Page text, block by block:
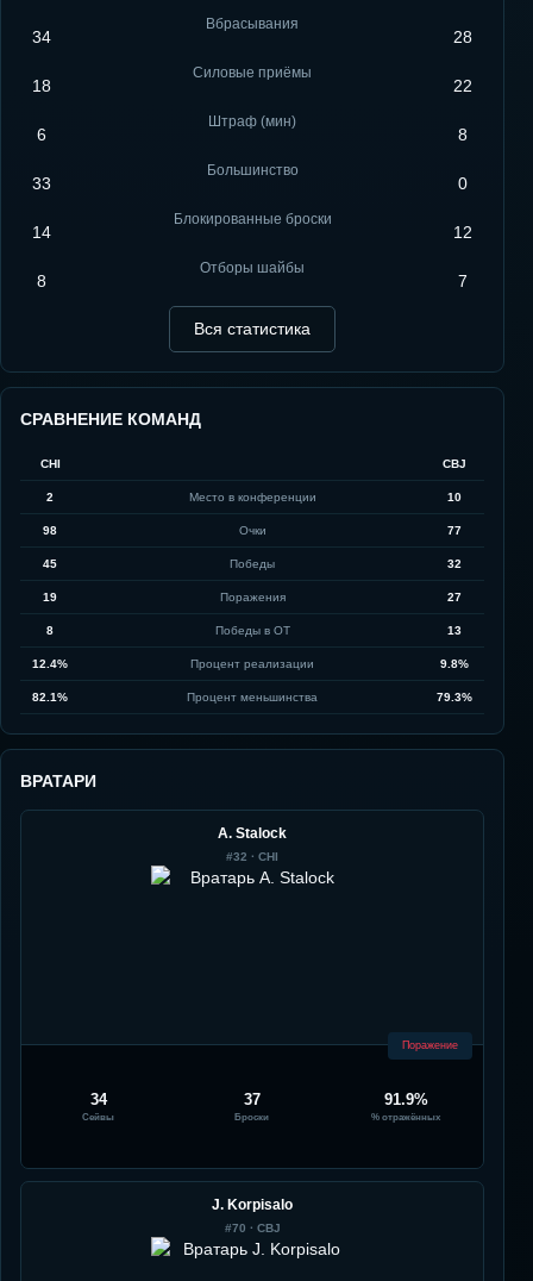
34
Вбрасывания
28
18
Силовые приёмы
22
6
Штраф (мин)
8
33
Большинство
0
14
Блокированные броски
12
8
Отборы шайбы
7
Вся статистика
СРАВНЕНИЕ КОМАНД
CHI CBJ
2 Место в конференции 10
98 Очки 77
45 Победы 32
19 Поражения 27
8 Победы в ОТ 13
12.4% Процент реализации 9.8%
82.1% Процент меньшинства 79.3%
ВРАТАРИ
A. Stalock
#32 · CHI
Поражение
34
Сейвы
37
Броски
91.9%
% отражённых
J. Korpisalo
#70 · CBJ